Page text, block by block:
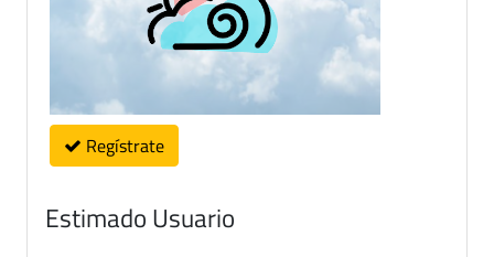
Regístrate
Estimado Usuario